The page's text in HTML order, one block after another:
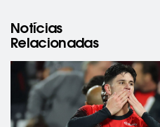
Notícias
Relacionadas